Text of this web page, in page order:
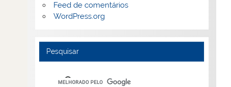
Feed de comentários
WordPress.org
Pesquisar